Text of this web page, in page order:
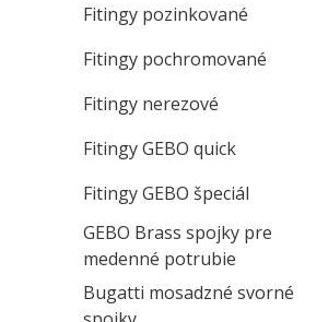
Fitingy pozinkované
Fitingy pochromované
Fitingy nerezové
Fitingy GEBO quick
Fitingy GEBO špeciál
GEBO Brass spojky pre
medenné potrubie
Bugatti mosadzné svorné